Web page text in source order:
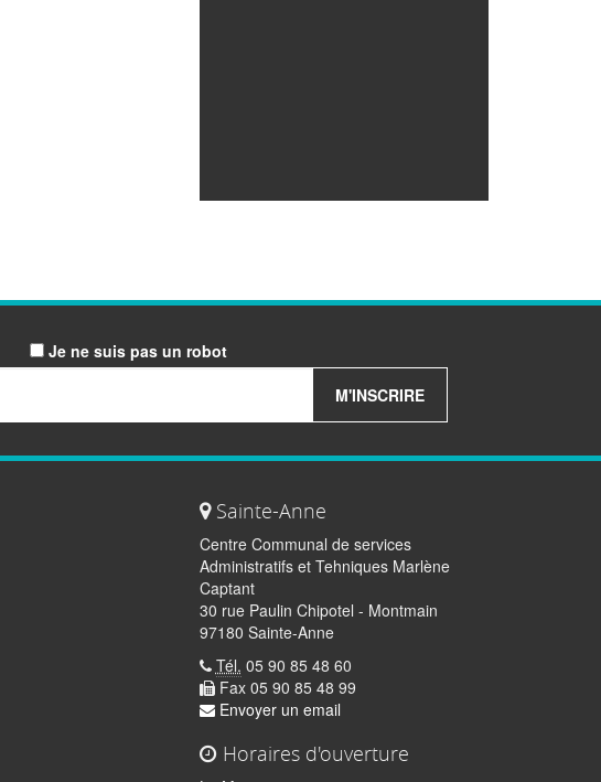
Je ne suis pas un robot
M'INSCRIRE
Sainte-Anne
Centre Communal de services
Administratifs et Tehniques Marlène
Captant
30 rue Paulin Chipotel - Montmain
97180 Sainte-Anne
Tél. 05 90 85 48 60
Fax 05 90 85 48 99
Envoyer un email
Horaires d'ouverture